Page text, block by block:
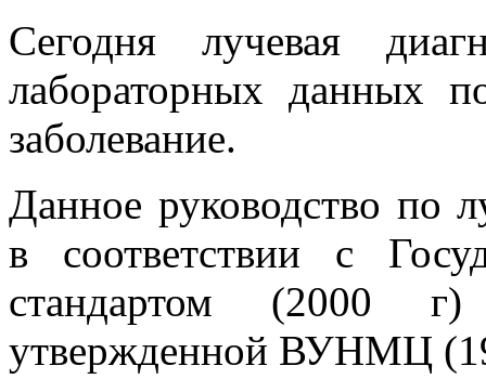
Сегодня лучевая
лабораторных данных
заболевание.
Данное руководство по
в соответствии с
стандартом (2000
утвержденной ВУНМЦ